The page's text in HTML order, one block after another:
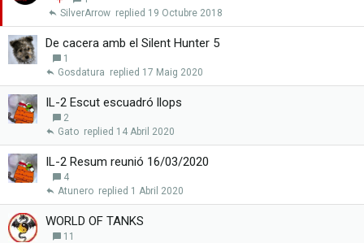
a
r
n
g
n
x
a
r
19 Octubre 2018
SilverArrow
De cacera amb el Silent Hunter 5
1
17 Maig 2020
Gosdatura
IL-2 Escut escuadró llops
2
14 Abril 2020
Gato
IL-2 Resum reunió 16/03/2020
4
1 Abril 2020
Atunero
WORLD OF TANKS
11